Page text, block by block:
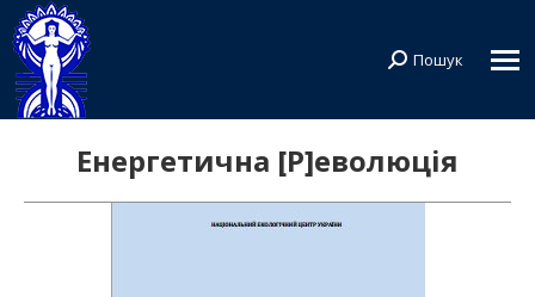
Search:
Пошук
Енергетична [Р]еволюція